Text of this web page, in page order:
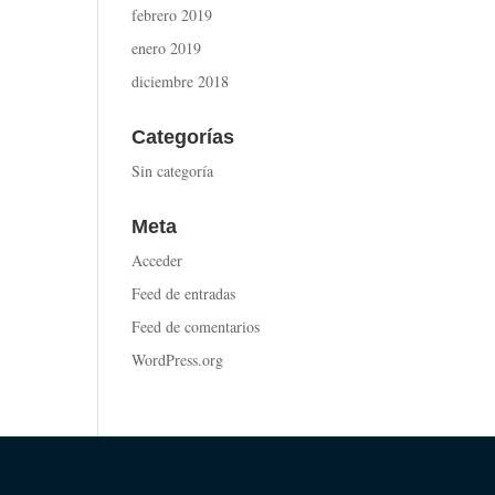
febrero 2019
enero 2019
diciembre 2018
Categorías
Sin categoría
Meta
Acceder
Feed de entradas
Feed de comentarios
WordPress.org